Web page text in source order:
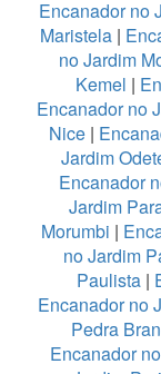
Encanador no
Maristela |
no Jardim
Kemel |
Encanador no
Nice|
Jardim
Encanador
Jardim
Morumbi |
no Jardim
Paulista |
Encanador no
Pedra
Encanador